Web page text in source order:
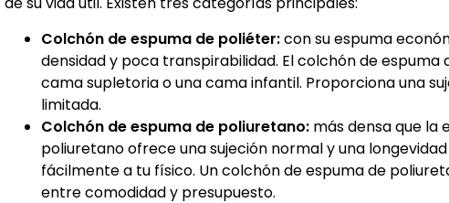
Colchón de espuma de poliéter:con su espuma
densidad y poca transpirabilidad. El colchón de espuma
cama supletoria o una cama infantil. Proporciona una
limitada.
Colchón de espuma de poliuretano: más densa que la
poliuretano ofrece una sujeción normal y una
fácilmente a tu físico. Un colchón de espuma de
entre comodidad y presupuesto.